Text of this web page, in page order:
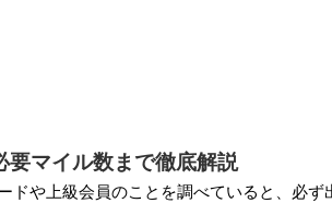
要マイル数まで徹底解説
ドや上級会員のことを調べていると、必ず